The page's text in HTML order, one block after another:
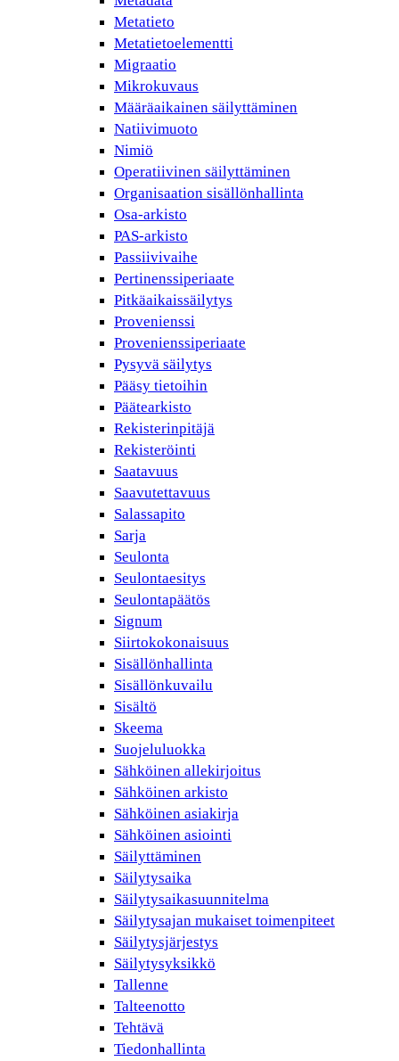
Metatieto
Metatietoelementti
Migraatio
Mikrokuvaus
Määräaikainen säilyttäminen
Natiivimuoto
Nimiö
Operatiivinen säilyttäminen
Organisaation sisällönhallinta
Osa-arkisto
PAS-arkisto
Passiivivaihe
Pertinenssiperiaate
Pitkäaikaissäilytys
Provenienssi
Provenienssiperiaate
Pysyvä säilytys
Pääsy tietoihin
Päätearkisto
Rekisterinpitäjä
Rekisteröinti
Saatavuus
Saavutettavuus
Salassapito
Sarja
Seulonta
Seulontaesitys
Seulontapäätös
Signum
Siirtokokonaisuus
Sisällönhallinta
Sisällönkuvailu
Sisältö
Skeema
Suojeluluokka
Sähköinen allekirjoitus
Sähköinen arkisto
Sähköinen asiakirja
Sähköinen asiointi
Säilyttäminen
Säilytysaika
Säilytysaikasuunnitelma
Säilytysajan mukaiset toimenpiteet
Säilytysjärjestys
Säilytysyksikkö
Tallenne
Talteenotto
Tehtävä
Tiedonhallinta